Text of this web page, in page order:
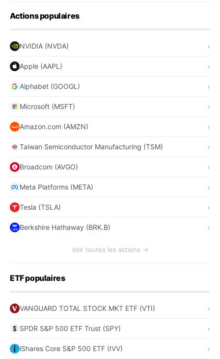
Actions populaires
NVIDIA (NVDA)
Apple (AAPL)
Alphabet (GOOGL)
Microsoft (MSFT)
Amazon.com (AMZN)
Taiwan Semiconductor Manufacturing (TSM)
Broadcom (AVGO)
Meta Platforms (META)
Tesla (TSLA)
Berkshire Hathaway (BRK.B)
Voir toutes les actions →
ETF populaires
VANGUARD TOTAL STOCK MKT ETF (VTI)
SPDR S&P 500 ETF Trust (SPY)
iShares Core S&P 500 ETF (IVV)